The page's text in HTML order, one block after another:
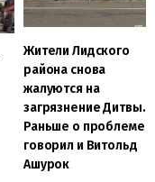
Жители Лидского
района снова
жалуются на
загрязнение Дитвы.
Раньше о проблеме
говорил и Витольд
Ашурок